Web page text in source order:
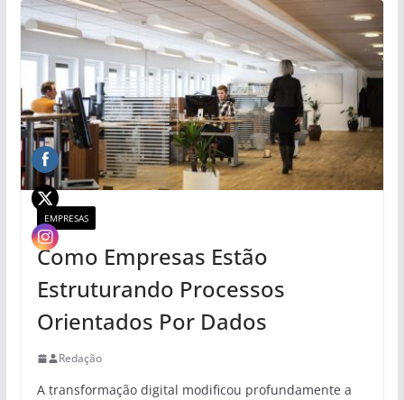
EMPRESAS
Como Empresas Estão
Estruturando Processos
Orientados Por Dados
Redação
A transformação digital modificou profundamente a